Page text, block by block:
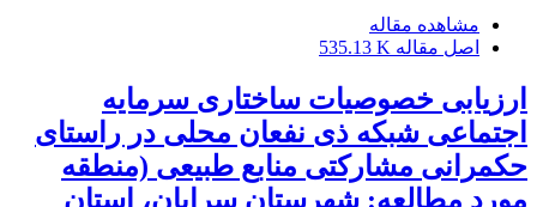
مشاهده مقاله
اصل مقاله 535.13 K
ارزیابی خصوصیات ساختاری سرمایه
اجتماعی شبکه ذی نفعان محلی در راستای
حکمرانی مشارکتی منابع طبیعی (منطقه
مورد مطالعه: شهرستان سرایان، استان